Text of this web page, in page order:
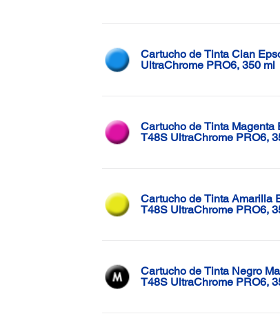
Cartucho de Tinta Cian
UltraChrome PRO6, 350 ml
Cartucho de Tinta Magenta
T48S UltraChrome PRO6,
Cartucho de Tinta Amarilla
T48S UltraChrome PRO6,
Cartucho de Tinta Negro
T48S UltraChrome PRO6,